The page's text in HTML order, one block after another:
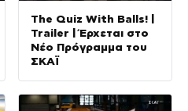
The Quiz With Balls! |
Trailer | Έρχεται στο
Νέο Πρόγραμμα του
ΣΚΑΪ